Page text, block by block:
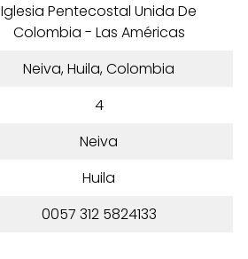
Iglesia Pentecostal Unida De
Colombia - Las Américas
Neiva, Huila, Colombia
4
Neiva
Huila
0057 312 5824133